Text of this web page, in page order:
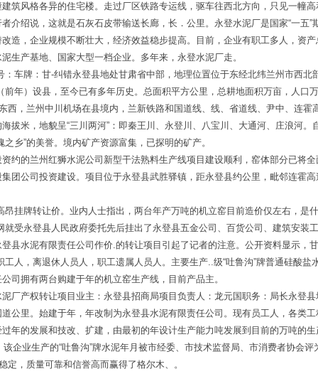
筑风格各异的住宅楼。走过厂区铁路专运线，驱车往西北方向，只见一幢
介绍说，这就是石灰石皮带输送长廊，长．公里。永登水泥厂是国家“一五
造，企业规模不断壮大，经济效益稳步提高。目前，企业有职工多人，资
生产基地、国家大型一档企业。多年来，永登水泥厂走。
车牌：甘-纠错永登县地处甘肃省中部，地理位置位于东经北纬兰州市西
年）设县，至今已有多年历史。总面积平方公里，总耕地面积万亩，人
西，兰州中川机场在县境内，兰新铁路和国道线、线、省道线、尹中、连
拔米，地貌呈“三川两河”：即秦王川、永登川、八宝川、大通河、庄浪河
乡”的美誉。境内矿产资源富集，已探明的矿产。
约的兰州红狮水泥公司新型干法熟料生产线项目建设顺利，窑体部分已将
团公司投资建设。项目位于永登县武胜驿镇，距永登县约公里，毗邻连霍
挂牌转让价。业内人士指出，两台年产万吨的机立窑目前造价仅左右，是
受永登县人民政府委托先后挂出了永登县五金公司、百货公司、建筑安装
县水泥有限责任公司作价.的转让项目引起了记者的注意。公开资料显示，
人，离退休人员人，职工遗属人员人。主要生产..级“吐鲁沟”牌普通硅酸
司拥有两台购建于年的机立窑生产线，目前产品主。
厂产权转让项目业主：永登县招商局项目负责人：龙元国职务：局长永登
公里。始建于年，年改制为永登县水泥有限责任公司。现有员工人，各类
年的发展和技改、扩建，由最初的年设计生产能力吨发展到目前的万吨的
该企业生产的“吐鲁沟”牌水泥年月被市经委、市技术监督局、市消费者协会
定，质量可靠和信誉高而赢得了格尔木、。